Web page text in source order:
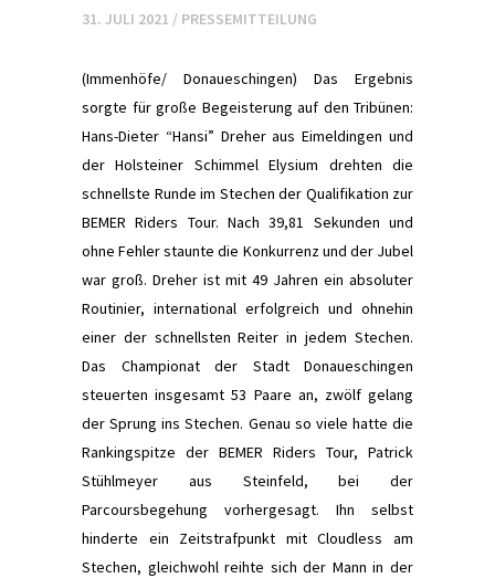
31. JULI 2021 / PRESSEMITTEILUNG
(Immenhöfe/ Donaueschingen) Das Ergebnis
sorgte für große Begeisterung auf den Tribünen:
Hans-Dieter “Hansi” Dreher aus Eimeldingen und
der Holsteiner Schimmel Elysium drehten die
schnellste Runde im Stechen der Qualiﬁkation zur
BEMER Riders Tour. Nach 39,81 Sekunden und
ohne Fehler staunte die Konkurrenz und der Jubel
war groß. Dreher ist mit 49 Jahren ein absoluter
Routinier, international erfolgreich und ohnehin
einer der schnellsten Reiter in jedem Stechen.
Das Championat der Stadt Donaueschingen
steuerten insgesamt 53 Paare an, zwölf gelang
der Sprung ins Stechen. Genau so viele hatte die
Rankingspitze der BEMER Riders Tour, Patrick
Stühlmeyer aus Steinfeld, bei der
Parcoursbegehung vorhergesagt. Ihn selbst
hinderte ein Zeitstrafpunkt mit Cloudless am
Stechen, gleichwohl reihte sich der Mann in der